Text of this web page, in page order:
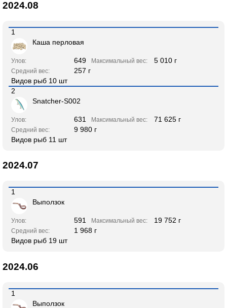
2024.08
1
Каша перловая
Улов: 649 Максимальный вес: 5 010 г
Средний вес:
257 г
Видов рыб 10 шт
2
Snatcher-S002
Улов: 631 Максимальный вес: 71 625 г
Средний вес:
9 980 г
Видов рыб 11 шт
2024.07
1
Выползок
Улов: 591 Максимальный вес: 19 752 г
Средний вес:
1 968 г
Видов рыб 19 шт
2024.06
1
Выползок